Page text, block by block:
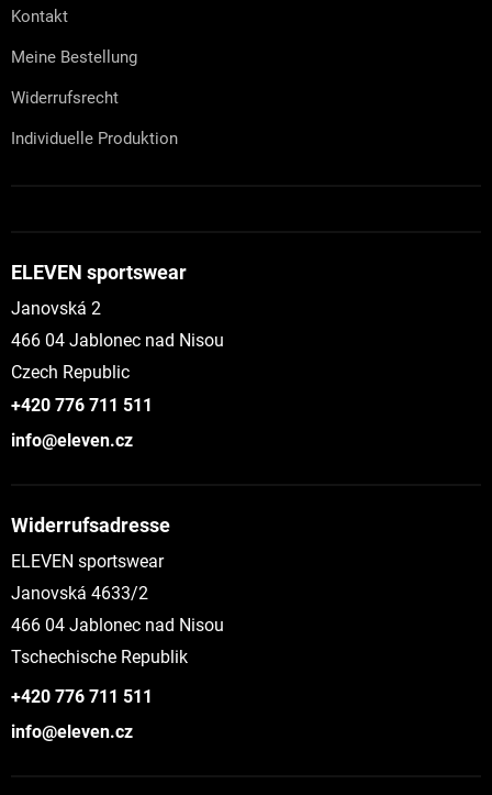
Kontakt
Meine Bestellung
Widerrufsrecht
Individuelle Produktion
ELEVEN sportswear
Janovská 2
466 04 Jablonec nad Nisou
Czech Republic
+420 776 711 511
info@eleven.cz
Widerrufsadresse
ELEVEN sportswear
Janovská 4633/2
466 04 Jablonec nad Nisou
Tschechische Republik
+420 776 711 511
info@eleven.cz